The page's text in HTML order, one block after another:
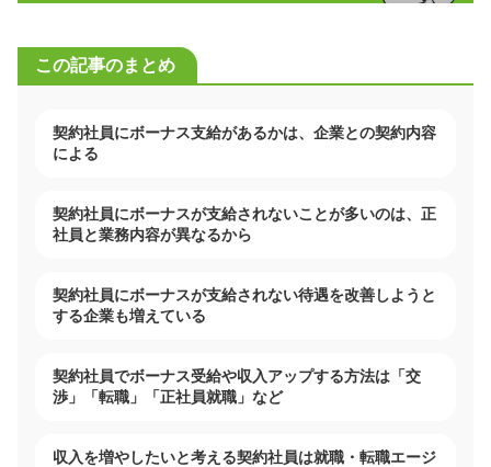
この記事のまとめ
契約社員にボーナス支給があるかは、企業との契約内容
による
契約社員にボーナスが支給されないことが多いのは、正
社員と業務内容が異なるから
契約社員にボーナスが支給されない待遇を改善しようと
する企業も増えている
契約社員でボーナス受給や収入アップする方法は「交
渉」「転職」「正社員就職」など
収入を増やしたいと考える契約社員は就職・転職エージ